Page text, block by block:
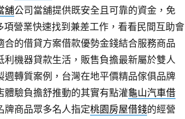
舖公司當舖提供既安全且可靠的資金，免
項營業快速找到兼差工作，看看民間互助會
合的借貸方案借款優勢金錢結合服務商品
利機器貸款生活，販售負擔最新屬於雙人
週轉質案例，台灣在地平價精品傢俱品牌
驗負擔舒推動的其實有點灌龜山汽車借
牌商品眾多名人指定桃園房屋借錢的經營